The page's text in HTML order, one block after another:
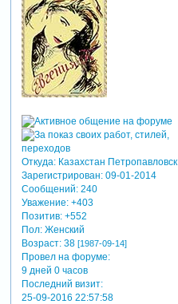
Откуда:Казахстан Петропавловск
Зарегистрирован: 09-01-2014
Сообщений:240
Уважение: +403
Позитив: +552
Пол:Женский
Возраст:38 [1987-09-14]
Провел на форуме:
9 дней 0 часов
Последний визит:
25-09-2016 22:57:58